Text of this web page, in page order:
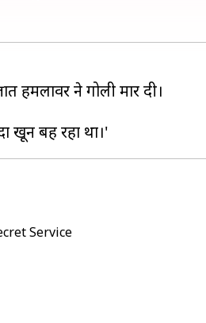
हमलावर ने गोली मार दी।
Service